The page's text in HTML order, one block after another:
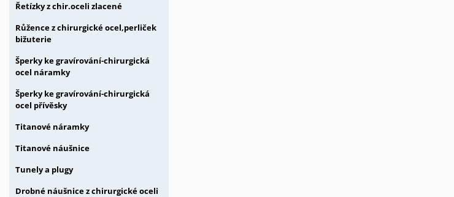
Řetízky z chir.oceli zlacené
Růžence z chirurgické ocel,perliček
bižuterie
Šperky ke gravírování-chirurgická
ocel náramky
Šperky ke gravírování-chirurgická
ocel přívěsky
Titanové náramky
Titanové náušnice
Tunely a plugy
Drobné náušnice z chirurgické oceli